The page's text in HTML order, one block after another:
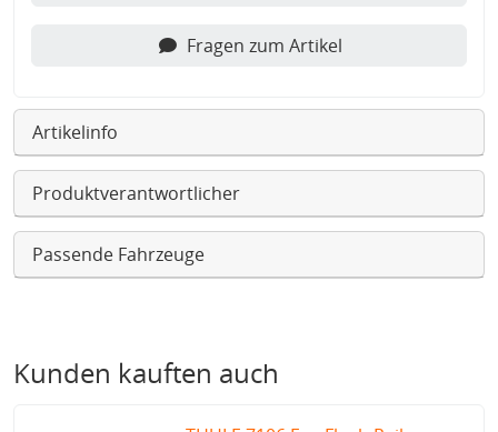
Fragen zum Artikel
Artikelinfo
Produktverantwortlicher
Passende Fahrzeuge
Kunden kauften auch